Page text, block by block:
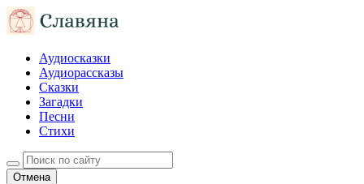
Аудиосказки
Аудиорассказы
Сказки
Загадки
Песни
Стихи
Отмена